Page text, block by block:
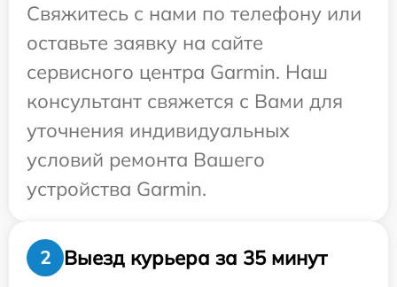
Свяжитесь с нами по телефону или
оставьте заявку на сайте
сервисного центра Garmin. Наш
консультант свяжется с Вами для
уточнения индивидуальных
условий ремонта Вашего
устройства Garmin.
2 Выезд курьера за 35 минут